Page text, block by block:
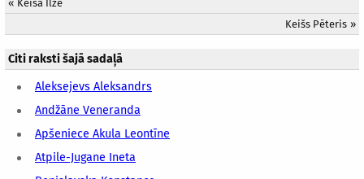
« Keiša Ilze
Keišs Pēteris »
Citi raksti šajā sadaļā
Aleksejevs Aleksandrs
Andžāne Veneranda
Apšeniece Akula Leontīne
Atpile-Jugane Ineta